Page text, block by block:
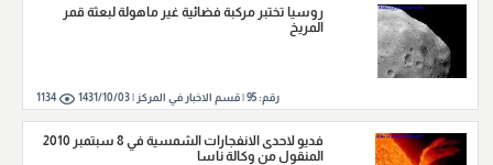
روسيا تختبر مركبة فضائية غير ماهولة لبعثة قمر
المريخ
رقم:95
|قسم الاخبار في المركز |1431/10/03
1134
فديو لاحدى الانفجارات الشمسية في 8 سبتمبر 2010
المنقول من وكالة ناسا